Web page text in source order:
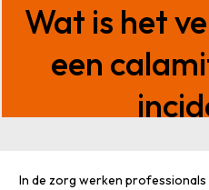
Wat is het
een
In de zorg werken